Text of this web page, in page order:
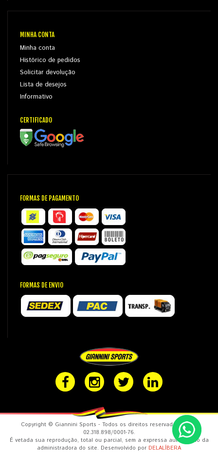
MINHA CONTA
Minha conta
Histórico de pedidos
Solicitar devolução
Lista de desejos
Informativo
CERTIFICADO
FORMAS DE PAGAMENTO
FORMAS DE ENVIO
Copyright © Giannini Sports - Todos os direitos reservados. CNPJ:
02.318.898/0001-76.
É vetada sua reprodução, total ou parcial, sem a expressa autorização da
administradora do site. Desenvolvido por DELALÍBERA